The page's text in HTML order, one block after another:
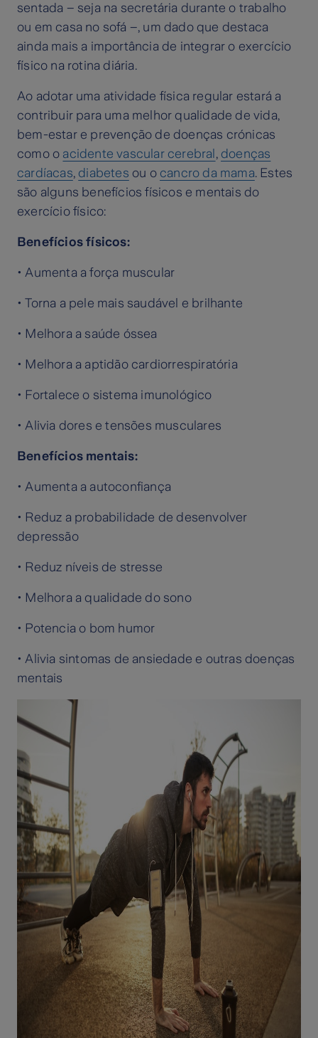
sentada – seja na secretária durante o trabalho
ou em casa no sofá –, um dado que destaca
ainda mais a importância de integrar o exercício
físico na rotina diária.
Ao adotar uma atividade física regular estará a
contribuir para uma melhor qualidade de vida,
bem-estar e prevenção de doenças crónicas
como o acidente vascular cerebral , doenças
cardíacas, diabetes ou o cancro da mama. Estes
são alguns benefícios físicos e mentais do
exercício físico:
Benefícios físicos:
• Aumenta a força muscular
• Torna a pele mais saudável e brilhante
• Melhora a saúde óssea
• Melhora a aptidão cardiorrespiratória
• Fortalece o sistema imunológico
• Alivia dores e tensões musculares
Benefícios mentais:
• Aumenta a autoconfiança
• Reduz a probabilidade de desenvolver
depressão
• Reduz níveis de stresse
• Melhora a qualidade do sono
• Potencia o bom humor
• Alivia sintomas de ansiedade e outras doenças
mentais